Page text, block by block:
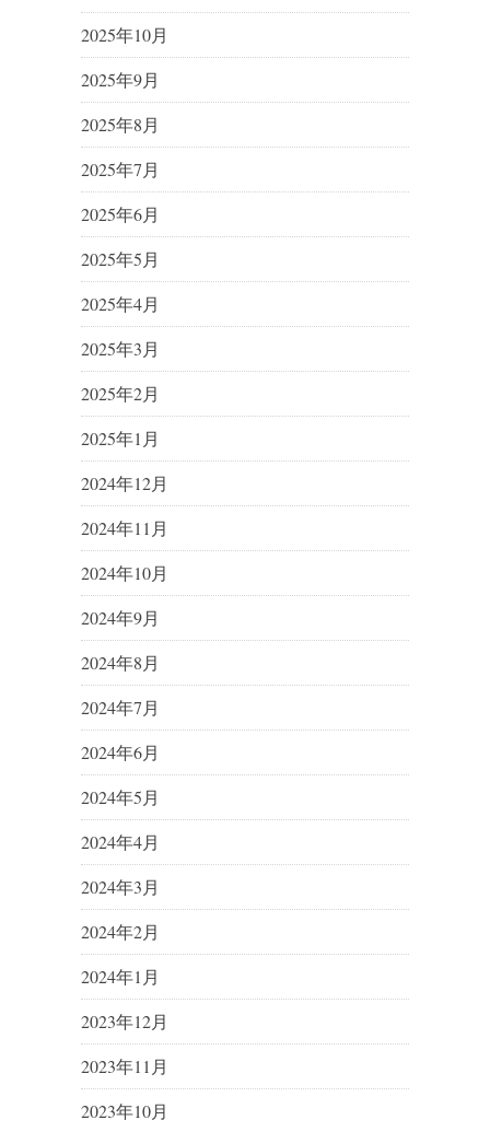
2025年10月
2025年9月
2025年8月
2025年7月
2025年6月
2025年5月
2025年4月
2025年3月
2025年2月
2025年1月
2024年12月
2024年11月
2024年10月
2024年9月
2024年8月
2024年7月
2024年6月
2024年5月
2024年4月
2024年3月
2024年2月
2024年1月
2023年12月
2023年11月
2023年10月